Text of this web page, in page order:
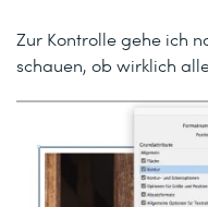
Zur Kontrolle gehe ich
schauen, ob wirklich